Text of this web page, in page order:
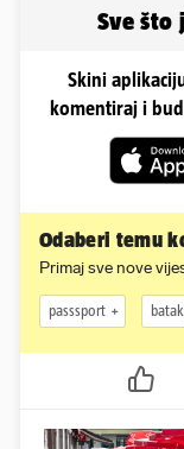
Sve što
Skini
komentiraj i
Odaberi temu
Primaj sve nove
passsport batak